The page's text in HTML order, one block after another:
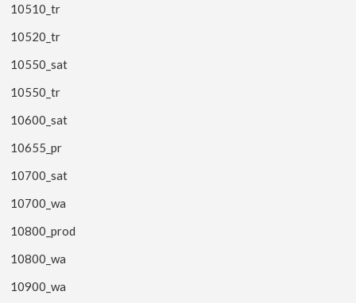
10510_tr
10520_tr
10550_sat
10550_tr
10600_sat
10655_pr
10700_sat
10700_wa
10800_prod
10800_wa
10900_wa